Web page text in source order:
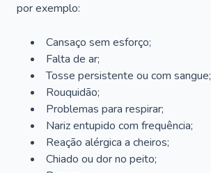
por exemplo:
Cansaço sem esforço;
Falta de ar;
Tosse persistente ou com sangue;
Rouquidão;
Problemas para respirar;
Nariz entupido com frequência;
Reação alérgica a cheiros;
Chiado ou dor no peito;